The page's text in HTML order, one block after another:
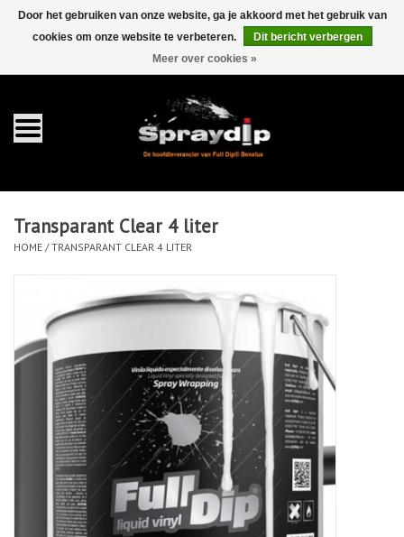
0 Artikelen - €0,00
Gallons
Sprays
Sets
Toebehoren
Detailing
Transparant Clear 4 liter
HOME /TRANSPARANT CLEAR 4 LITER
Door het gebruiken van onze website, ga je akkoord met het gebruik van
cookies om onze website te verbeteren.
Dit bericht verbergen
Meer over cookies »